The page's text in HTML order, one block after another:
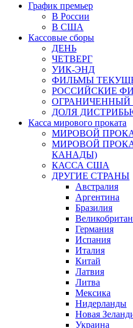
График премьер
В России
В США
Кассовые сборы
ДЕНЬ
ЧЕТВЕРГ
УИК-ЭНД
ФИЛЬМЫ
РОССИЙСКИЕ
ОГРАНИЧЕННЫЙ
ДОЛЯ
Касса мирового проката
МИРОВОЙ
МИРОВОЙ
КАНАДЫ)
КАССА США
ДРУГИЕ СТРАНЫ
Австралия
Аргентина
Бразилия
Германия
Испания
Италия
Китай
Латвия
Литва
Мексика
Нидерланды
Новая
Украина